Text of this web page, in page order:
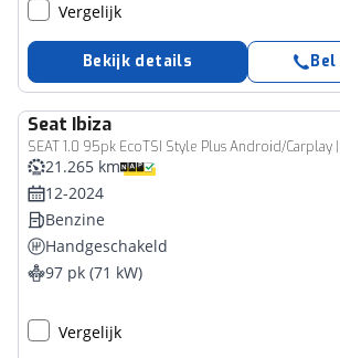
Vergelijk
Bekijk details
Seat Ibiza
21.265 km
12-2024
Benzine
Handgeschakeld
97 pk (71 kW)
Vergelijk